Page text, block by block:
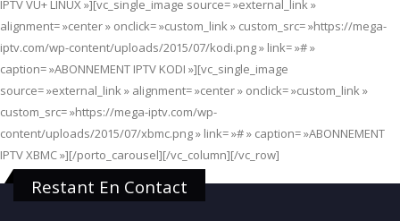
IPTV VU+ LINUX »][vc_single_image source= »external_link »
alignment= »center » onclick= »custom_link » custom_src= »https://mega-
iptv.com/wp-content/uploads/2015/07/kodi.png » link= »# »
caption= »ABONNEMENT IPTV KODI »][vc_single_image
source= »external_link » alignment= »center » onclick= »custom_link »
custom_src= »https://mega-iptv.com/wp-
content/uploads/2015/07/xbmc.png » link= »# » caption= »ABONNEMENT
IPTV XBMC »][/porto_carousel][/vc_column][/vc_row]
Restant En Contact